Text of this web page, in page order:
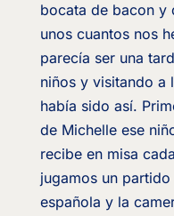
bocata de bacon y
unos cuantos nos
parecía ser una
niños y visitando a
había sido así.
de Michelle ese
recibe en misa
jugamos un
española y la